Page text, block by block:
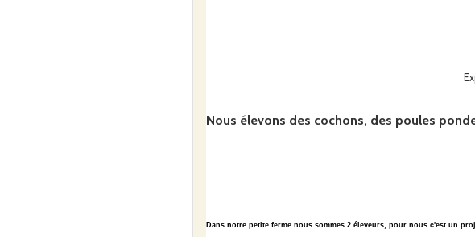
Nous élevons des cochons, des poules
Dans notre petite ferme nous sommes 2 éleveurs, pour nous c'est un